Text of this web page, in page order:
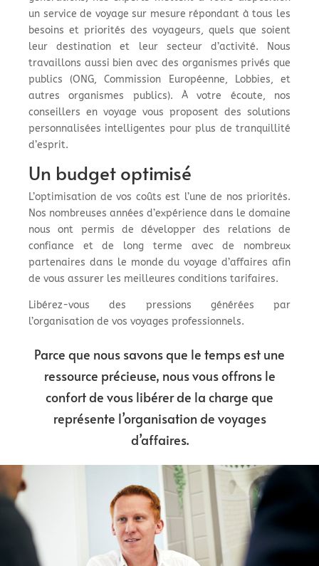
un service de voyage sur mesure répondant à tous les
besoins et priorités des voyageurs, quels que soient
leur destination et leur secteur d’activité. Nous
travaillons aussi bien avec des organismes privés que
publics (ONG, Commission Européenne, Lobbies, et
autres organismes publics). À votre écoute, nos
conseillers en voyage vous proposent des solutions
personnalisées intelligentes pour plus de tranquillité
d’esprit.
Un budget optimisé
L’optimisation de vos coûts est l’une de nos priorités.
Nos nombreuses années d’expérience dans le domaine
nous ont permis de développer des relations de
confiance et de long terme avec de nombreux
partenaires dans le monde du voyage d’affaires afin
de vous assurer les meilleures conditions tarifaires.
Libérez-vous des pressions générées par
l’organisation de vos voyages professionnels.
Parce que nous savons que le temps est une
ressource précieuse, nous vous offrons le
confort de vous libérer de la charge que
représente l’organisation de voyages
d’affaires.